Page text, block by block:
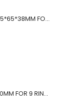
BERNS Geschenkbox GO-WH 65*65*38MM FOR SMALL SETS
BERNS ACR.RING HOLDER 180*120MM FOR 9 RINGS